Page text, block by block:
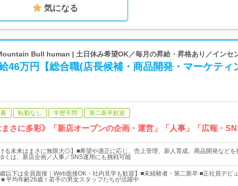
気になる
Bull human | 土日休み希望OK／毎月の昇給・昇格あり／インセ
46万円【総合職(店長候補・商品開発・マーケティ
転勤なし 学歴不問 第二新卒歓迎
まさに多彩》「新店オープンの企画・運営」「人事」「広報・
ける未来はまさに無限大◎】■希望や適正に応じ、売上管理、新人育成、商品開発など
くは、新店企画／人事／SNS運用にも挑戦可能
歳以下は全員面接｜Web面接OK・社内見学も歓迎】■未経験者・第二新卒 ■正社員デビ
平均年齢26歳！若手の男女スタッフたちが活躍中